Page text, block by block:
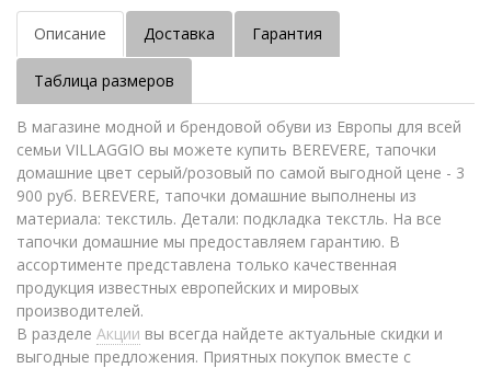
Описание Доставка Гарантия
Таблица размеров
В магазине модной и брендовой обуви из Европы для всей
семьи VILLAGGIO вы можете купить BEREVERE, тапочки
домашние цвет серый/розовый по самой выгодной цене - 3
900 руб. BEREVERE, тапочки домашние выполнены из
материала: текстиль. Детали: подкладка текстль. На все
тапочки домашние мы предоставляем гарантию. В
ассортименте представлена только качественная
продукция известных европейских и мировых
производителей.
В разделе Акции вы всегда найдете актуальные скидки и
выгодные предложения. Приятных покупок вместе с